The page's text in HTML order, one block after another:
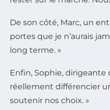
De son côté, Marc, un
portes que je n’aurais
long terme. »
Enfin, Sophie, dirigeante
réellement différencier
soutenir nos choix. »